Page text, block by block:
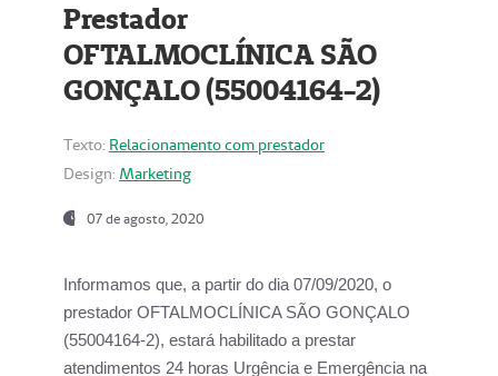
Prestador
OFTALMOCLÍNICA SÃO
GONÇALO (55004164-2)
Texto: Relacionamento com prestador
Design: Marketing
07 de agosto, 2020
Informamos que, a partir do dia07/09/2020, o
prestador OFTALMOCLÍNICA SÃO GONÇALO
(55004164-2), estará habilitado a prestar
atendimentos 24 horas Urgência e Emergência na